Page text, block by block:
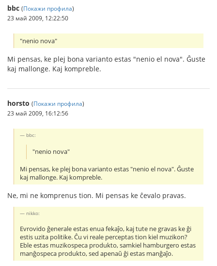
bbc (Покажи профила)
23 май 2009, 12:22:50
"nenio nova"
Mi pensas, ke plej bona varianto estas "nenio el nova". Ĝuste
kaj mallonge. Kaj kompreble.
horsto (Покажи профила)
23 май 2009, 16:12:56
bbc:
"nenio nova"
Mi pensas, ke plej bona varianto estas "nenio el nova". Ĝuste
kaj mallonge. Kaj kompreble.
Ne, mi ne komprenus tion. Mi pensas ke ĉevalo pravas.
nikko:
Evrovido ĝenerale estas enua fekaĵo, kaj tute ne gravas ke ĝi
estis uzita politike. Ĉu vi reale perceptas tion kiel muzikon?
Eble estas muzikospeca produkto, samkiel hamburgero estas
manĝospeca produkto, sed apenaŭ ĝi estas manĝaĵo.